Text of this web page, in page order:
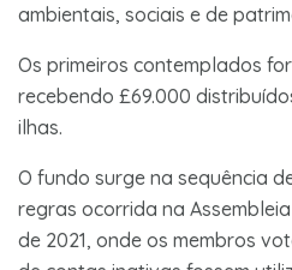
ambientais, sociais e de
Os primeiros contemplados
recebendo £69.000
ilhas.
O fundo surge na sequência
regras ocorrida na
de 2021, onde os membros